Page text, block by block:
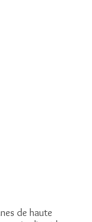
de haute